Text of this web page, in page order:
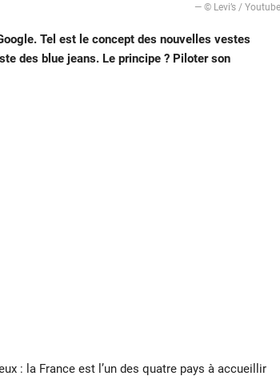
— © Levi’s / Youtube
Tel est le concept des nouvelles vestes
des blue jeans. Le principe ? Piloter son
: la France est l’un des quatre pays à accueillir